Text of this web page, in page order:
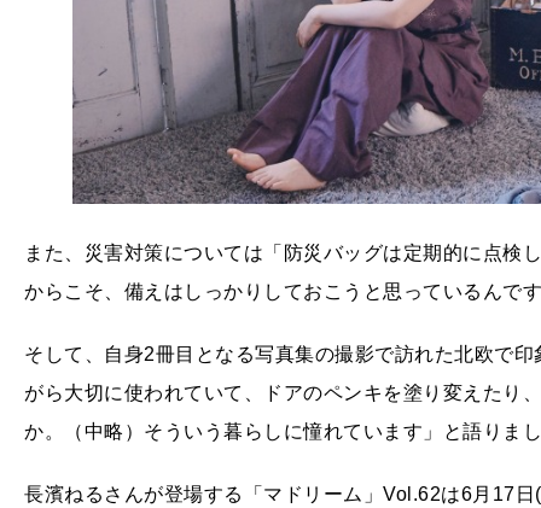
また、災害対策については「防災バッグは定期的に点検
からこそ、備えはしっかりしておこうと思っているんで
そして、自身2冊目となる写真集の撮影で訪れた北欧で
がら大切に使われていて、ドアのペンキを塗り変えたり
か。（中略）そういう暮らしに憧れています」と語りま
長濱ねるさんが登場する「マドリーム」Vol.62は6月17